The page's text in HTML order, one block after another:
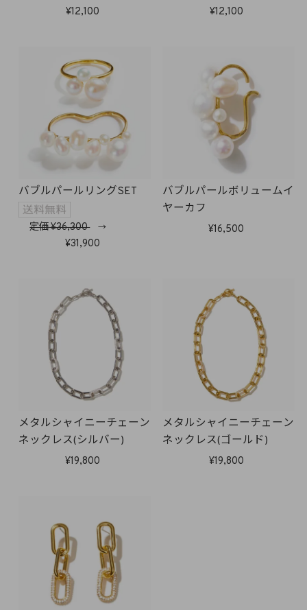
12,100 12,100
バブルパールリングSET
定価 36,300→
31,900
バブルパールボリュームイ
ヤーカフ
16,500
メタルシャイニーチェーン
ネックレス(シルバー)
19,800
メタルシャイニーチェーン
ネックレス(ゴールド)
19,800